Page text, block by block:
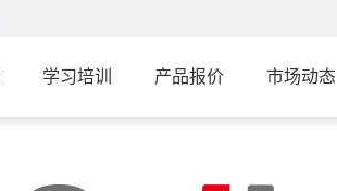
学习培训 产品报价 市场动态